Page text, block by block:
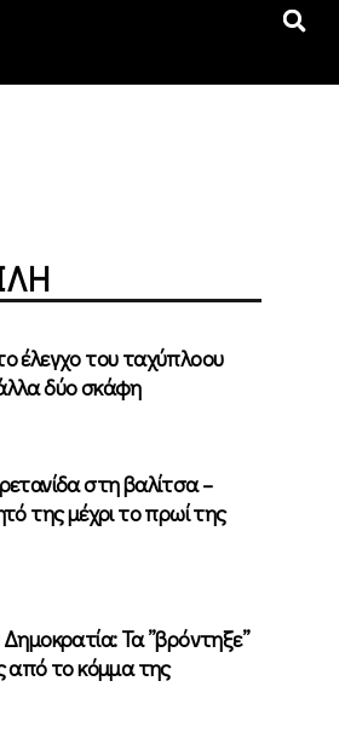
έλεγχο του ταχύπλοου
δύο σκάφη
στη βαλίτσα –
της μέχρι το πρωί της
Δημοκρατία: Τα ”βρόντηξε”
από το κόμμα της